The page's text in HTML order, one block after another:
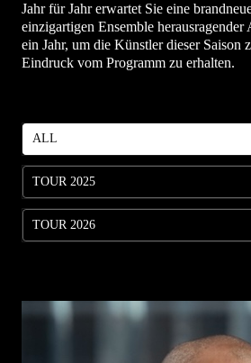
Jahr für Jahr erwartet Sie eine
einzigartigen Ensemble
ein Jahr, um die Künstler dieser Saison
Eindruck vom Programm zu erhalten.
ALL
TOUR 2025
TOUR 2026